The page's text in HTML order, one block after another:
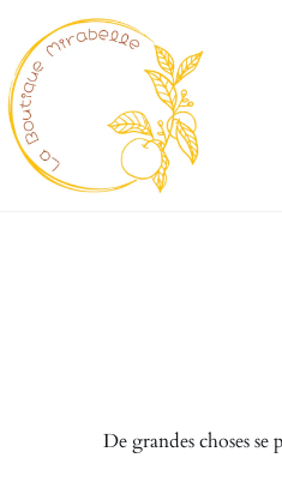
contenu
De grandes choses